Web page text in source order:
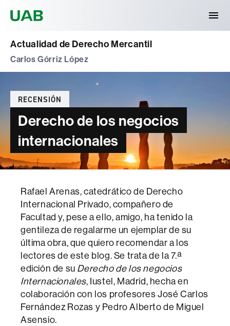
Actualidad de Derecho Mercantil
Carlos Górriz López
Categories
RECENSIÓN
Derecho de los negocios
internacionales
Rafael Arenas, catedrático de Derecho
Internacional Privado, compañero de
Facultad y, pese a ello, amigo, ha tenido la
gentileza de regalarme un ejemplar de su
última obra, que quiero recomendar a los
lectores de este blog. Se trata de la 7.ª
edición de su Derecho de los negocios
Internacionales, Iustel, Madrid, hecha en
colaboración con los profesores José Carlos
Fernández Rozas y Pedro Alberto de Miguel
Asensio.